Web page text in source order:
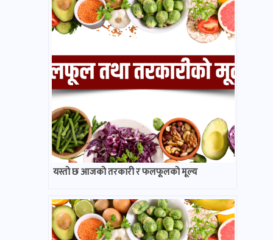
यस्तो छ आजको तरकारी र फलफूलको मूल्य